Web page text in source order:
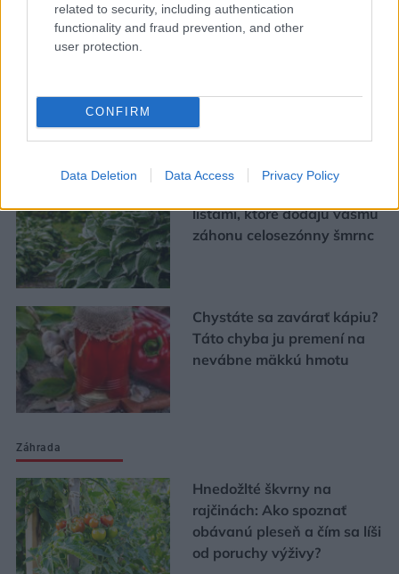
related to security, including authentication
functionality and fraud prevention, and other
user protection.
CONFIRM
Data Deletion Data Access Privacy Policy
Ján Palenčár: Ak neurobíme
listami, ktoré dodajú vášmu
záhonu celosezónny šmrnc
Chystáte sa zavárať kápiu?
Táto chyba ju premení na
nevábne mäkkú hmotu
Záhrada
Hnedožlté škvrny na
rajčinách: Ako spoznať
obávanú pleseň a čím sa líši
od poruchy výživy?